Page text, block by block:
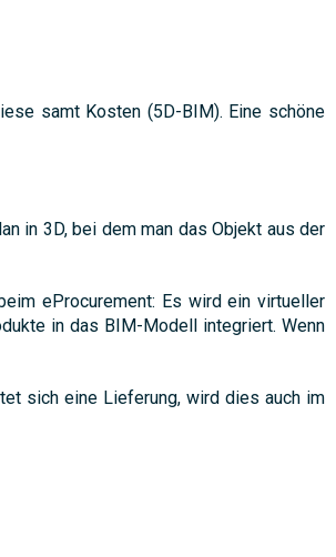
samt Kosten (5D-BIM). Eine schöne
in 3D, bei dem man das Objekt aus der
eProcurement: Es wird ein virtueller
in das BIM-Modell integriert. Wenn
sich eine Lieferung, wird dies auch im